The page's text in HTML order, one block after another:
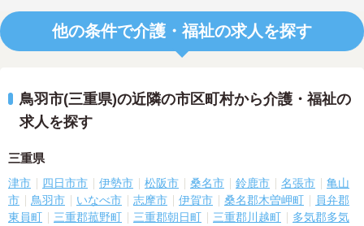
他の条件で介護・福祉の求人を探す
鳥羽市(三重県)の近隣の市区町村から介護・福祉の
求人を探す
三重県
津市 四日市市 伊勢市 松阪市 桑名市 鈴鹿市 名張市
亀山
市
鳥羽市 いなべ市 志摩市 伊賀市 桑名郡木曽岬町
員弁郡
東員町
三重郡菰野町 三重郡朝日町 三重郡川越町
多気郡多気